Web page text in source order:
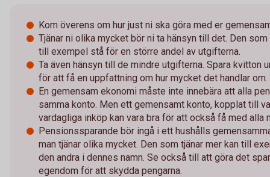
Kom överens om hur just ni ska göra med er
Tjänar ni olika mycket bör ni ta hänsyn till det. Den som
till exempel stå för en större andel av utgifterna.
Ta även hänsyn till de mindre utgifterna. Spara kvitton
för att få en uppfattning om hur mycket det handlar om.
En gemensam ekonomi måste inte innebära att alla
samma konto. Men ett gemensamt konto, kopplat till
vardagliga inköp kan vara bra för att också få med alla
Pensionssparande bör ingå i ett hushålls
man tjänar olika mycket. Den som tjänar mer kan till
den andra i dennes namn. Se också till att göra det
egendom för att skydda pengarna.